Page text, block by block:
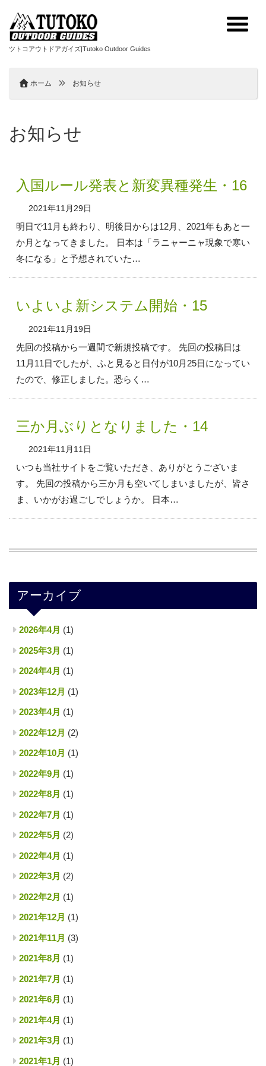
ツトコアウトドアガイズ|Tutoko Outdoor Guides
ホーム お知らせ
お知らせ
入国ルール発表と新変異種発生・16
2021年11月29日
明日で11月も終わり、明後日からは12月、2021年もあと一
か月となってきました。 日本は「ラニャーニャ現象で寒い
冬になる」と予想されていた…
いよいよ新システム開始・15
2021年11月19日
先回の投稿から一週間で新規投稿です。 先回の投稿日は
11月11日でしたが、ふと見ると日付が10月25日になってい
たので、修正しました。恐らく…
三か月ぶりとなりました・14
2021年11月11日
いつも当社サイトをご覧いただき、ありがとうございま
す。 先回の投稿から三か月も空いてしまいましたが、皆さ
ま、いかがお過ごしでしょうか。 日本…
アーカイブ
2026年4月 (1)
2025年3月 (1)
2024年4月 (1)
2023年12月 (1)
2023年4月 (1)
2022年12月 (2)
2022年10月 (1)
2022年9月 (1)
2022年8月 (1)
2022年7月 (1)
2022年5月 (2)
2022年4月 (1)
2022年3月 (2)
2022年2月 (1)
2021年12月 (1)
2021年11月 (3)
2021年8月 (1)
2021年7月 (1)
2021年6月 (1)
2021年4月 (1)
2021年3月 (1)
2021年1月 (1)